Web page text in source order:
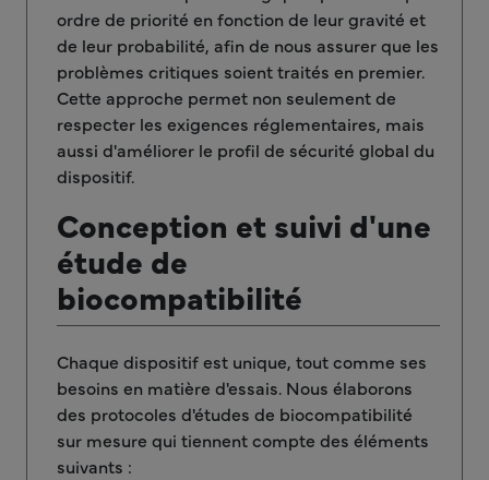
ordre de priorité en fonction de leur gravité et
de leur probabilité, afin de nous assurer que les
problèmes critiques soient traités en premier.
Cette approche permet non seulement de
respecter les exigences réglementaires, mais
aussi d'améliorer le profil de sécurité global du
dispositif.
Conception et suivi d'une
étude de
biocompatibilité
Chaque dispositif est unique, tout comme ses
besoins en matière d'essais. Nous élaborons
des protocoles d'études de biocompatibilité
sur mesure qui tiennent compte des éléments
suivants :